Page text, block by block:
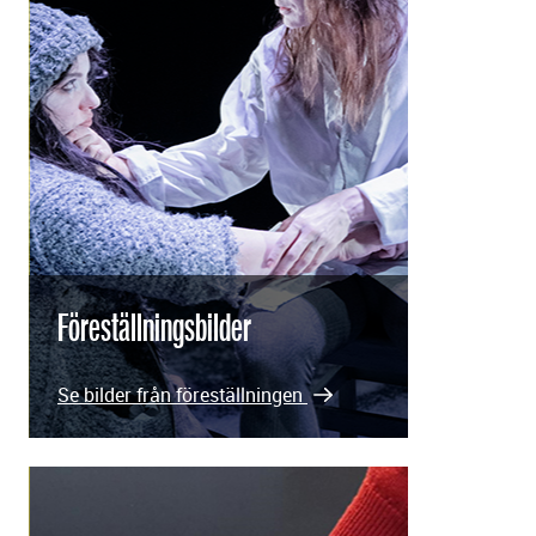
Föreställningsbilder
Se bilder från föreställningen